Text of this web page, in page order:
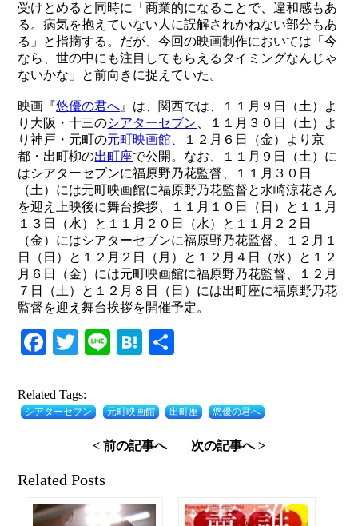
受けとめると同時に「商業的になることで、違和感もあ
る。病気を抱えていない人に誤解されかねない部分もあ
る」と指摘する。だが、今回の映画制作においては「今
なら、世の中にも注目してもらえるタイミングなんじゃ
ないかな」と前向きに捉えていた。
映画『悠優の君へ 』は、関西では、１１月９日（土）よ
り大阪・十三のシアターセブン 、１１月３０日（土）よ
り神戸・元町の元町映画館 、１２月６日（金）より京
都・出町柳の出町座で公開。なお、１１月９日（土）に
はシアターセブンに福原野乃花監督、１１月３０日
（土）には元町映画館に福原野乃花監督と水崎涼花さん
を迎え上映後に舞台挨拶、１１月１０日（日）と１１月
１３日（水）と１１月２０日（水）と１１月２２日
（金）にはシアターセブンに福原野乃花監督、１２月１
日（日）と１２月２日（月）と１２月４日（水）と１２
月６日（金）には元町映画館に福原野乃花監督、１２月
７日（土）と１２月８日（日）には出町座に福原野乃花
監督を迎え舞台挨拶を開催予定。
Facebook
TwitterLineHatena
Related Tags:
シアターセブン 元町映画館 出町座 悠優の君へ
< 前の記事へ 次の記事へ >
Related Posts